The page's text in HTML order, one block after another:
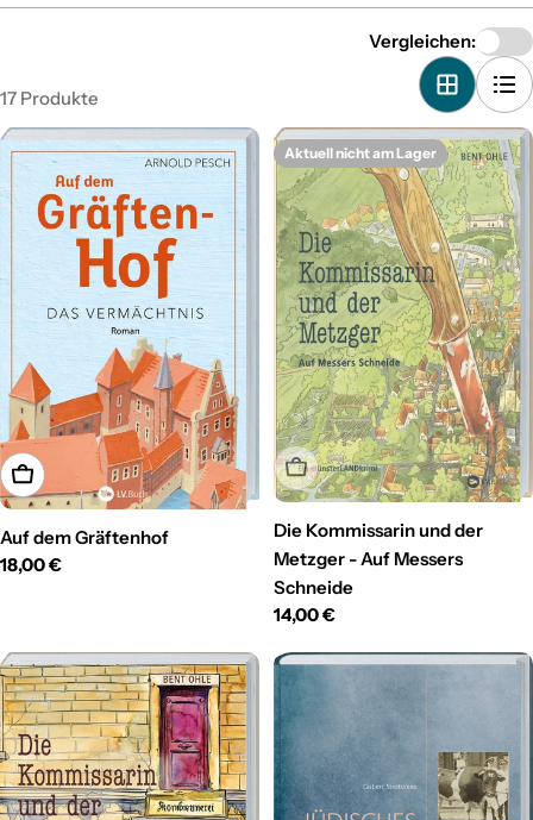
17 Produkte
Vergleichen:
In den Warenkorb
Auf dem Gräftenhof
Regulärer
18,00 €
Aktuell nicht am Lager
Aktuell nicht am Lager
Die Kommissarin und der
Metzger - Auf Messers
Schneide
Regulärer
14,00 €